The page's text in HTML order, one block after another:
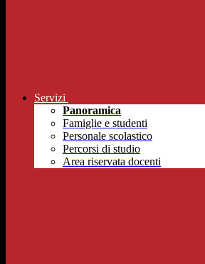
Servizi
Panoramica
Famiglie e studenti
Personale scolastico
Percorsi di studio
Area riservata docenti